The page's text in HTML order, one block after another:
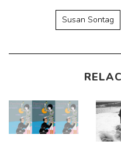
Susan Sontag